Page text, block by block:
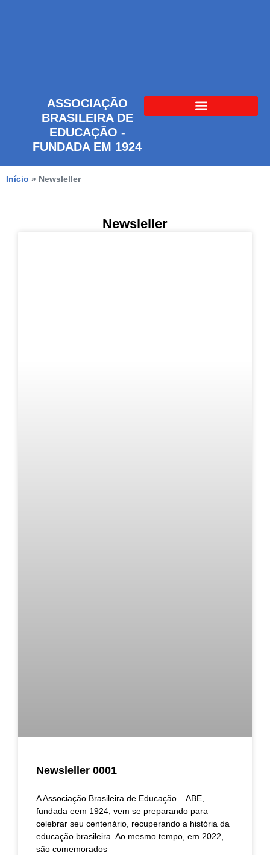
ASSOCIAÇÃO
BRASILEIRA DE
EDUCAÇÃO -
FUNDADA EM 1924
Início » Newsleller
Newsleller
Newsleller 0001
A Associação Brasileira de Educação – ABE,
fundada eem 1924, vem se preparando para
celebrar seu centenário, recuperando a história da
educação brasileira. Ao mesmo tempo, em 2022,
são comemorados